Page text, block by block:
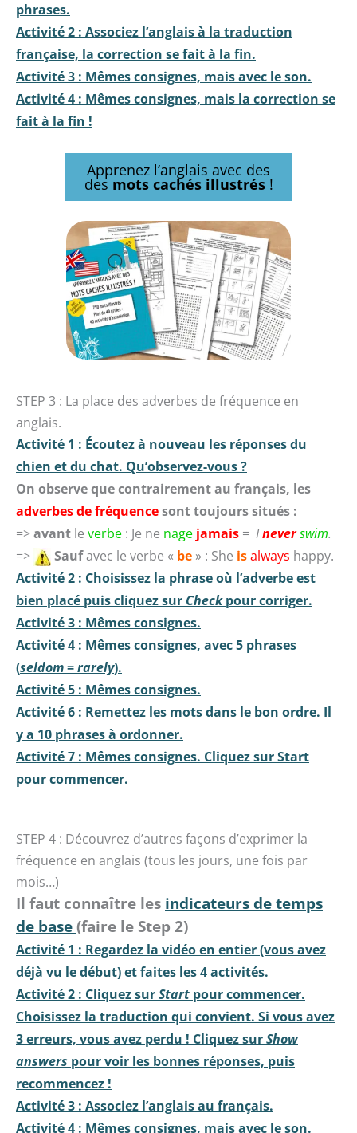
phrases.
Activité 2 : Associez l’anglais à la traduction
française, la correction se fait à la fin.
Activité 3 : Mêmes consignes, mais avec le son.
Activité 4 : Mêmes consignes, mais la correction se
fait à la fin !
Apprenez l’anglais avec des
des mots cachés illustrés!
STEP 3 : La place des adverbes de fréquence en
anglais.
Activité 1 : Écoutez à nouveau les réponses du
chien et du chat. Qu’observez-vous ?
On observe que contrairement au français, les
adverbes de fréquencesont toujours situés :
=>avant le verbe : Je ne nage jamais = Ineverswim.
=>
Saufavec le verbe « be » : She isalways happy.
Activité 2 : Choisissez la phrase où l’adverbe est
bien placé puis cliquez sur Checkpour corriger.
Activité 3 : Mêmes consignes.
Activité 4 : Mêmes consignes, avec 5 phrases
(seldom=rarely).
Activité 5 : Mêmes consignes.
Activité 6 : Remettez les mots dans le bon ordre. Il
y a 10 phrases à ordonner.
Activité 7 : Mêmes consignes. Cliquez sur Start
pour commencer.
STEP 4 : Découvrez d’autres façons d’exprimer la
fréquence en anglais (tous les jours, une fois par
mois…)
Il faut connaître les indicateurs de temps
de base (faire le Step 2)
Activité 1 : Regardez la vidéo en entier (vous avez
déjà vu le début) et faites les 4 activités.
Activité 2 : Cliquez surStart pour commencer.
Choisissez la traduction qui convient. Si vous avez
3 erreurs, vous avez perdu ! Cliquez surShow
answers pour voir les bonnes réponses, puis
recommencez !
Activité 3 : Associez l’anglais au français.
Activité 4 : Mêmes consignes, mais avec le son.